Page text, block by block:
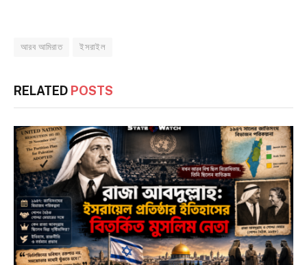
আরব আমিরাত ইসরাইল
RELATED POSTS